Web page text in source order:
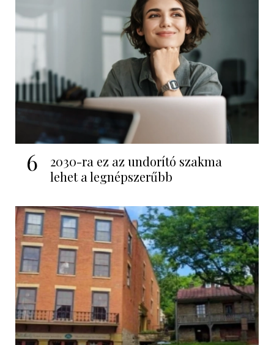
6
2030-ra ez az undorító szakma
lehet a legnépszerűbb